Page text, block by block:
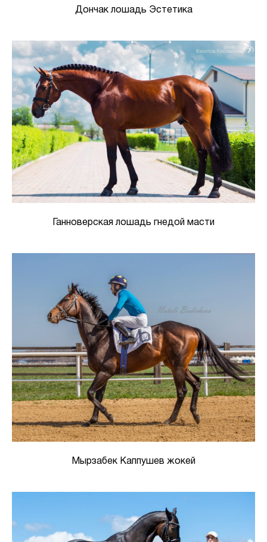
Дончак лошадь Эстетика
Ганноверская лошадь гнедой масти
Мырзабек Каппушев жокей